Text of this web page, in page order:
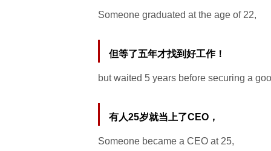
Someone graduated at the age of 22,
但等了五年才找到好工作！
but waited 5 years before securing a
有人25岁就当上了CEO，
Someone became a CEO at 25,